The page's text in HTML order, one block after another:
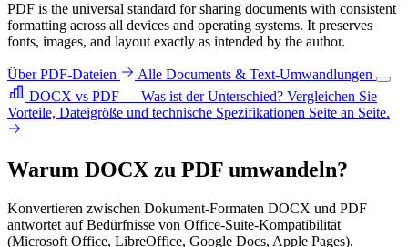
PDF is the universal standard for sharing documents with consistent
formatting across all devices and operating systems. It preserves
fonts, images, and layout exactly as intended by the author.
Über PDF-Dateien
Alle Documents & Text-Umwandlungen
DOCX vs PDF — Was ist der Unterschied? Vergleichen Sie
Vorteile, Dateigröße und technische Spezifikationen Seite an Seite.
Warum DOCX zu PDF umwandeln?
Konvertieren zwischen Dokument-Formaten DOCX und PDF
antwortet auf Bedürfnisse von Office-Suite-Kompatibilität
(Microsoft Office, LibreOffice, Google Docs, Apple Pages),